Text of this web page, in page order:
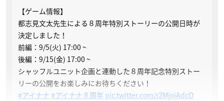
【ゲーム情報】
都志見文太先生による８周年特別ストーリーの公開日時が
決定しました！
前編：9/5(火) 17:00 ~
後編：9/15(金) 17:00 ~
シャッフルユニット企画と連動した８周年記念特別ストー
リーの公開をお楽しみにお待ちください！
#アイナナ #アイナナ８周年 pic.twitter.com/r2MjojAdcO